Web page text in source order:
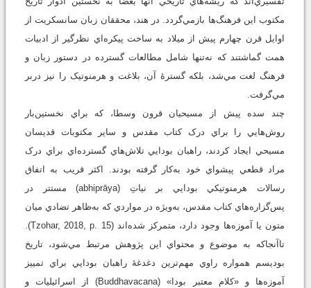
مکتوب اين فرهنگ‌ها بازمي‌گردد. در هند، محققان زبان سانسکريت از
اوايل قرن چهارم پيش از ميلاد به ساخت پيکره‌اي نظرگير از ادبيات
همت گماشتند که نه‌تنها شامل مطالعات گسترده در دستور زبان و
فرهنگ لغت مي‌شد، بلکه گسترۀ آن، بلاغت و هرمنوتيک را نيز دربر
مي‌گرفت.
چند سده پيش از مسيحيان قرون وسطا، که براي نخستين‌بار
روش‌هايي را براي درک کتاب مقدس و ساير مکتوبات قديسان
مسيحي ايجاد کردند، راهبان بودايي تلاش‌هاي گسترده‌اي براي درک
مراد قطعي پيشواي خود به‌کار گرفته بودند. اکثر قريب به اتفاق
رسالات هرمنوتيکي بودايي بر نياتِ (abhiprāya) مستتر در
پس‌گزاره‌هاي کتاب مقدس، به‌ويژه در مواردي که به‌ظاهر تضادي ميان
متون يا آموزه‌ها وجود دارد، متمرکز شده‌اند (Tzohar, 2018, p. 15).
تاآنجاکه به موضوع و محتواي اين پژوهش مرتبط مي‌شود، تاريخ
بوديسم همواره راوي مهم‌ترين دغدغۀ راهبان بودايي براي تمييز
آموزه‌ها و «کلام معتبر بودا» (Buddhavacana) از اسرائيليات و